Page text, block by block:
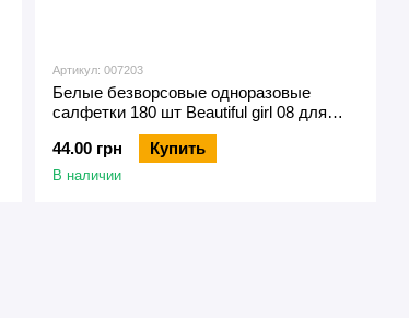
Артикул: 007203
Белые безворсовые одноразовые
салфетки 180 шт Beautiful girl 08 для
маникюра и наращивания ресниц
44.00 грн
Купить
В наличии